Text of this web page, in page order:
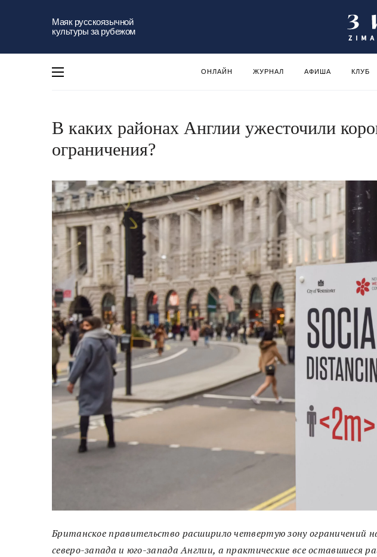
Маяк русскоязычной
культуры за рубежом
ОНЛАЙН ЖУРНАЛ АФИША КЛУБ
В каких районах Англии ужесточили
ограничения?
Британское правительство расширило четвертую зону ограничений
северо-запада и юго-запада Англии, а практические все оставшиеся